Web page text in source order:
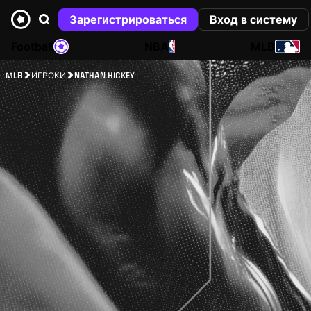
Зарегистрироваться
Вход в систему
NBA
MLB ИГРОКИ NATHAN HICKEY